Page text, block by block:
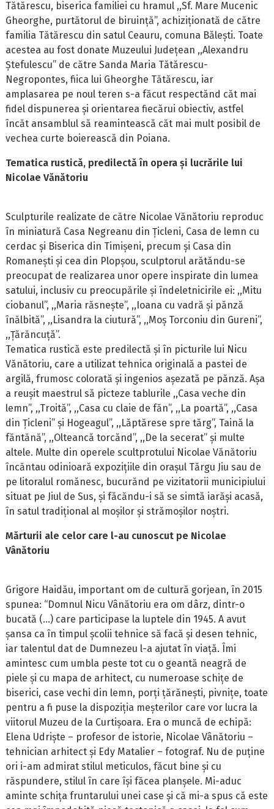
Tătărescu, biserica familiei cu hramul ,,Sf. Mare Mucenic
Gheorghe, purtătorul de biruință”, achiziționată de către
familia Tătărescu din satul Ceauru, comuna Bălești. Toate
acestea au fost donate Muzeului Județean ,,Alexandru
Ștefulescu” de către Sanda Maria Tătărescu-
Negropontes, fiica lui Gheorghe Tătărescu, iar
amplasarea pe noul teren s-a făcut respectănd căt mai
fidel dispunerea și orientarea fiecărui obiectiv, astfel
încăt ansamblul să reamintească căt mai mult posibil de
vechea curte boierească din Poiana.
Tematica rustică, predilectă în opera și lucrările lui
Nicolae Vănătoriu
Sculpturile realizate de către Nicolae Vănătoriu reproduc
în miniatură Casa Negreanu din Țicleni, Casa de lemn cu
cerdac și Biserica din Timișeni, precum și Casa din
Romanești și cea din Plopșou, sculptorul arătăndu-se
preocupat de realizarea unor opere inspirate din lumea
satului, inclusiv cu preocupările și îndeletnicirile ei: ,,Mitu
ciobanul”, ,,Maria răsnește”, ,,Ioana cu vadră și pănză
înălbită”, ,,Lisandra la ciutură”, ,,Moș Torconiu din Gureni”,
,,Țărăncuță”.
Tematica rustică este predilectă și în picturile lui Nicu
Vănătoriu, care a utilizat tehnica originală a pastei de
argilă, frumosc colorată și ingenios așezată pe pănză. Așa
a reușit maestrul să picteze tablurile ,,Casa veche din
lemn”, ,,Troită”, ,,Casa cu claie de făn”, ,,La poartă”, ,,Casa
din Țicleni” și Hogeagul”, ,,Lăptărese spre tărg”, Taină la
făntănă”, ,,Olteancă torcănd”, ,,De la secerat” și multe
altele. Multe din operele scultprotului Nicolae Vănătoriu
încăntau odinioară expozițiile din orașul Tărgu Jiu sau de
pe litoralul romănesc, bucurănd pe vizitatorii municipiului
situat pe Jiul de Sus, și făcăndu-i să se simtă iarăși acasă,
în satul tradițional al moșilor și strămoșilor noștri.
Mărturii ale celor care l-au cunoscut pe Nicolae
Vânătoriu
Grigore Haidău, important om de cultură gorjean, în 2015
spunea: “Domnul Nicu Vânătoriu era om dârz, dintr-o
bucată (…) care participase la luptele din 1945. A avut
șansa ca în timpul școlii tehnice să facă și desen tehnic,
iar talentul dat de Dumnezeu l-a ajutat în viață. Îmi
amintesc cum umbla peste tot cu o geantă neagră de
piele și cu mapa de arhitect, cu numeroase schițe de
biserici, case vechi din lemn, porți țărănești, pivnițe, toate
pentru a fi puse la dispoziția meșterilor care vor lucra la
viitorul Muzeu de la Curtișoara. Era o muncă de echipă:
Elena Udriște – profesor de istorie, Nicolae Vânătoriu –
tehnician arhitect și Edy Matalier – fotograf. Nu de puține
ori i-am admirat stilul meticulos, făcut bine și cu
răspundere, stilul în care își făcea planșele. Mi-aduc
aminte schița fruntarului unei case și că mi-a spus că este